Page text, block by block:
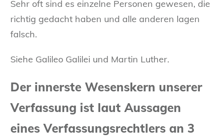
Sehr oft sind es einzelne Personen gewesen, die
richtig gedacht haben und alle anderen lagen
falsch.
Siehe Galileo Galilei und Martin Luther.
Der innerste Wesenskern unserer
Verfassung ist laut Aussagen
eines Verfassungsrechtlers an 3